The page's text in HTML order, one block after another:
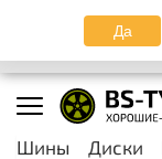
Да
Шины Диски
Мы используем
рекомендательные